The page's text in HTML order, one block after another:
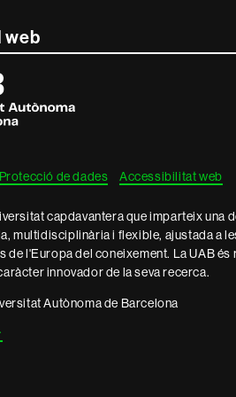
web
Protecció de dades Accessibilitat web
capdavantera que imparteix una
multidisciplinària i flexible, ajustada a
de l'Europa del coneixement. La UAB
innovador de la seva recerca.
Autònoma de Barcelona